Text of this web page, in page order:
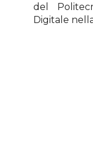
del
Digitale